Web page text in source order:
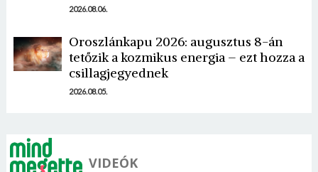
2026.08.06.
Oroszlánkapu 2026: augusztus 8-án
tetőzik a kozmikus energia – ezt hozza a
csillagjegyednek
2026.08.05.
VIDEÓK
E-mail cím vagy felhasználónév
Jelszó